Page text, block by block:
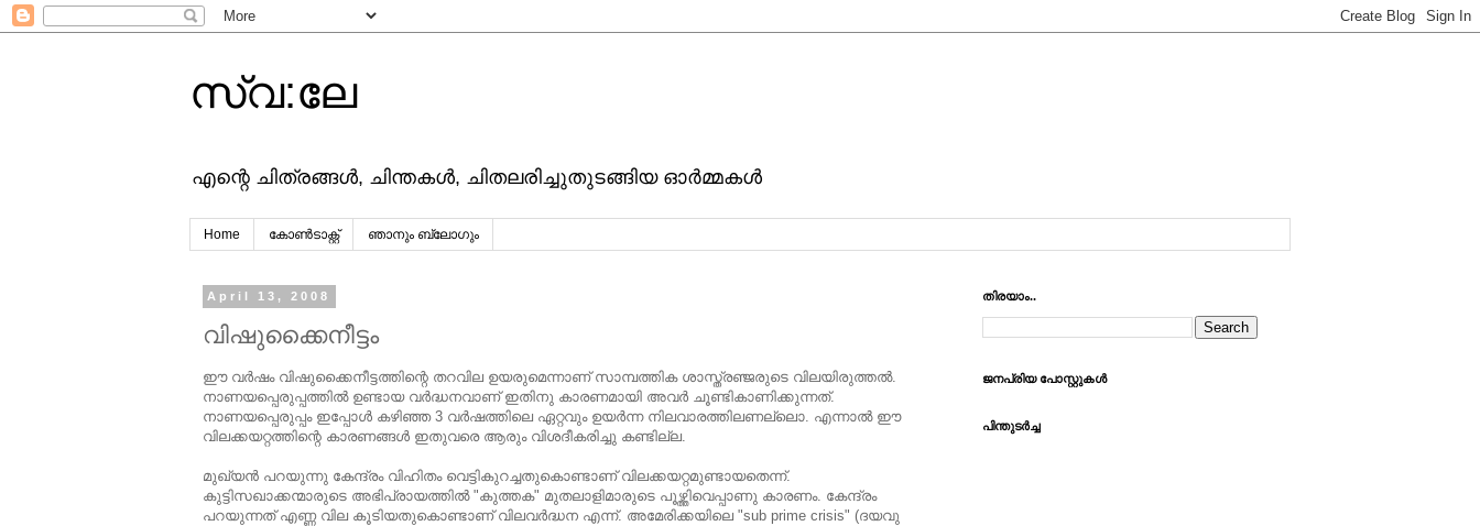
സ്വ:ലേ
എന്റെ ചിത്രങ്ങള്‍, ചിന്തകള്‍, ചിതലരിച്ചുതുടങ്ങിയ ഓര്‍മ്മകള്‍
Home കോൺടാക്റ്റ് ഞാനും ബ്ലോഗും
April 13, 2008
വിഷുക്കൈനീട്ടം
ഈ വര്‍ഷം വിഷുക്കൈനീട്ടത്തിന്റെ തറവില ഉയരുമെന്നാണ്‌ സാമ്പത്തിക ശാസ്ത്രഞ്ജരുടെ വിലയിരുത്തല്‍.
നാണയപ്പെരുപ്പത്തില്‍ ഉണ്ടായ വര്‍ദ്ധനവാണ്‌ ഇതിനു കാരണമായി അവര്‍ ചൂണ്ടികാണിക്കുന്നത്‌.
നാണയപ്പെരുപ്പം ഇപ്പോള്‍ കഴിഞ്ഞ 3 വര്‍ഷത്തിലെ ഏറ്റവും ഉയര്‍ന്ന നിലവാരത്തിലണല്ലൊ. എന്നാല്‍ ഈ
വിലക്കയറ്റത്തിന്റെ കാരണങ്ങള്‍ ഇതുവരെ ആരും വിശദീകരിച്ചു കണ്ടില്ല.
മുഖ്യന്‍ പറയുന്നു കേന്ദ്രം വിഹിതം വെട്ടികുറച്ചതുകൊണ്ടാണ്‌ വിലക്കയറ്റമുണ്ടായതെന്ന്.
കുട്ടിസഖാക്കന്മാരുടെ അഭിപ്രായത്തില്‍ "കുത്തക" മുതലാളിമാരുടെ പൂഴ്ത്തിവെപ്പാണു കാരണം. കേന്ദ്രം
പറയുന്നത്‌ എണ്ണ വില കൂടിയതുകൊണ്ടാണ്‌ വിലവര്‍ദ്ധന എന്ന്. അമേരിക്കയിലെ "sub prime crisis" (ദയവു
തിരയാം..
ജനപ്രിയ പോസ്റ്റുകള്‍
പിന്തുടര്‍ച്ച